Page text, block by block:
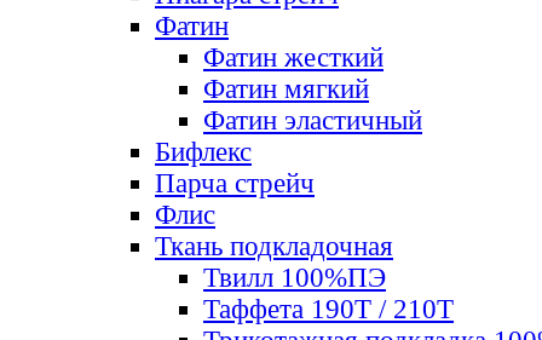
Фатин
Фатин жесткий
Фатин мягкий
Фатин элаcтичный
Бифлекс
Парча стрейч
Флис
Ткань подкладочная
Твилл 100%ПЭ
Таффета 190Т / 210Т